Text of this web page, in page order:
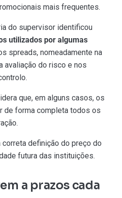
mais frequentes.
do supervisor identificou
utilizados por algumas
spreads, nomeadamente na
avaliação do risco e nos
que, em alguns casos, os
de forma completa todos os
definição do preço do
futura das instituições.
a prazos cada